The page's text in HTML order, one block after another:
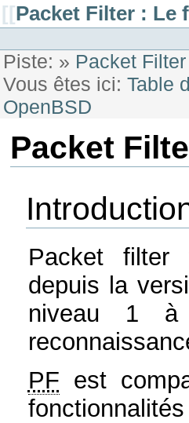
[[Packet Filter : Le
Piste: » Packet
Vous êtes ici: Table
OpenBSD
Packet
Packet filter
depuis la
niveau 1 à
PF est
fonctionnalités